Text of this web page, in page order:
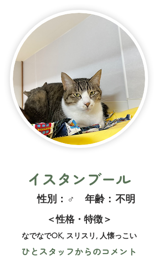
イスタンブール
​性別： ♂ ​年齢： 不明
＜性格・特徴＞
なでなでOK, スリスリ, 人懐っこい
ひとスタッフからのコメント